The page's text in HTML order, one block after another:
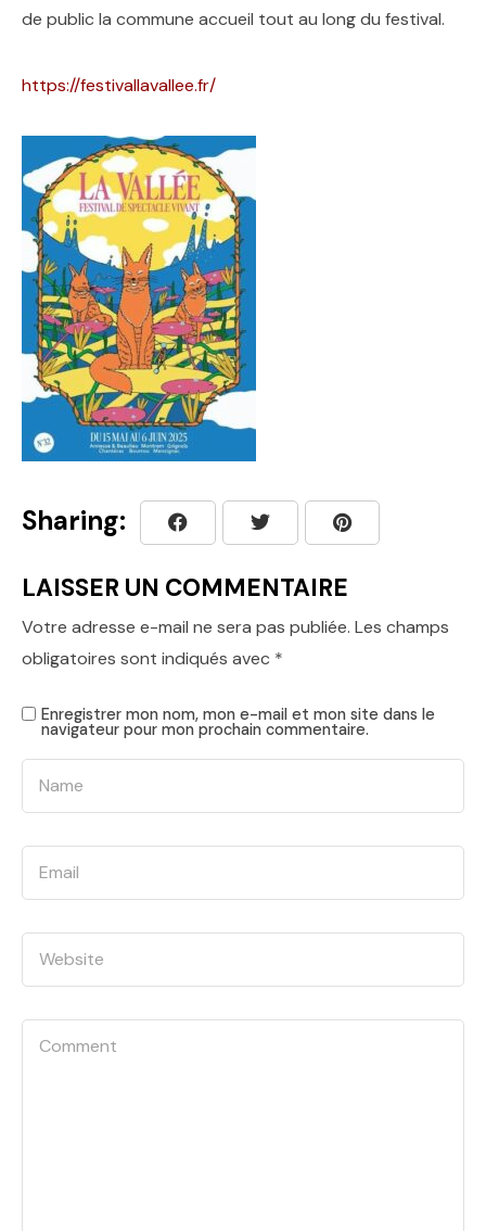
de public la commune accueil tout au long du festival.
https://festivallavallee.fr/
Sharing:
LAISSER UN COMMENTAIRE
Votre adresse e-mail ne sera pas publiée. Les champs
obligatoires sont indiqués avec *
Enregistrer mon nom, mon e-mail et mon site dans le
navigateur pour mon prochain commentaire.